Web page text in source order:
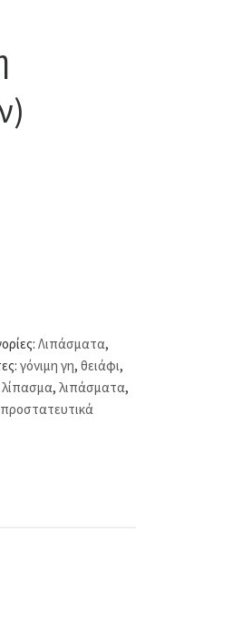
ποσότητα
Λιπάσματα,
γόνιμη γη, θειάφι,
λίπασμα, λιπάσματα,